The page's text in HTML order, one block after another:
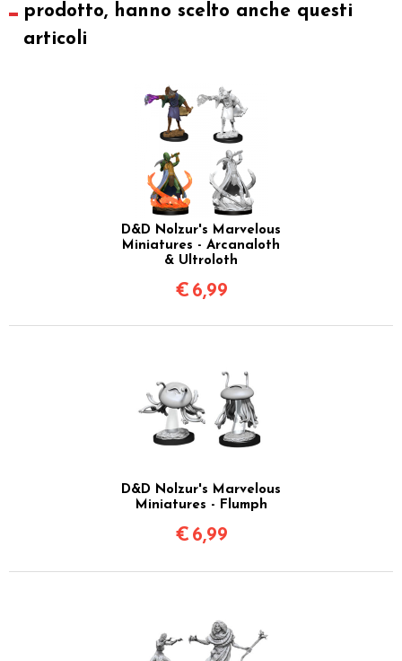
prodotto, hanno scelto anche questi
articoli
D&D Nolzur's Marvelous
Miniatures - Arcanaloth
& Ultroloth
€ 6,99
D&D Nolzur's Marvelous
Miniatures - Flumph
€ 6,99